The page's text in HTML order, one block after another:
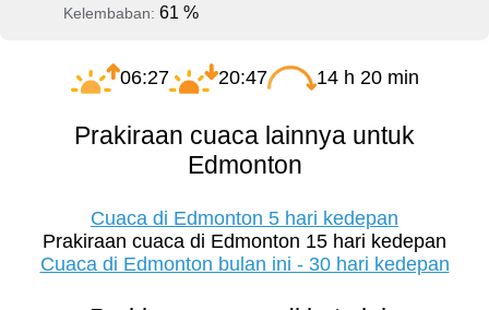
Kelembaban: 61 %
06:27 20:47 14 h 20 min
Prakiraan cuaca lainnya untuk
Edmonton
Cuaca di Edmonton 5 hari kedepan
Prakiraan cuaca di Edmonton 15 hari kedepan
Cuaca di Edmonton bulan ini - 30 hari kedepan